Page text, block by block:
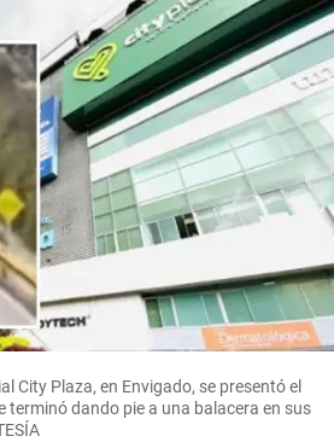
City Plaza, en Envigado, se presentó el
terminó dando pie a una balacera en sus